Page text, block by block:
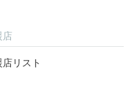
店
店リスト